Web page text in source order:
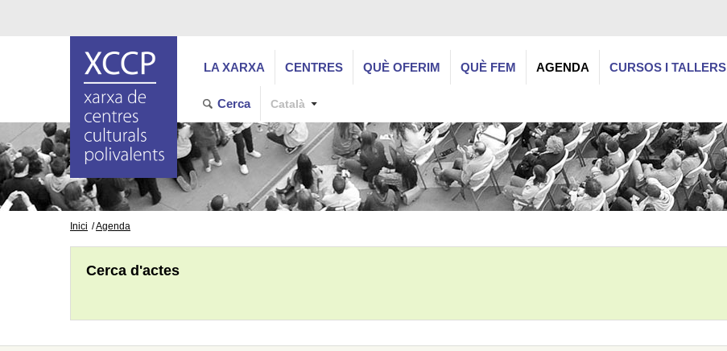
LA XARXA CENTRES QUÈ OFERIM QUÈ FEM AGENDA CURSOS I TALLERS
Cerca Català
Inici Agenda
Cerca d'actes